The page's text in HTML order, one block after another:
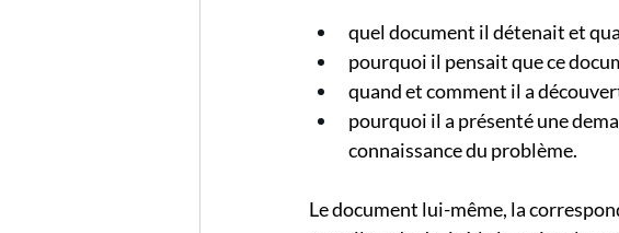
quel document il détenait et
pourquoi il pensait que ce
quand et comment il a
pourquoi il a présenté une
connaissance du problème.
Le document lui-même, la